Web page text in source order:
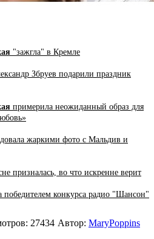
"зажгла" в Кремле
Збруев подарили праздник
примерила неожиданный образ для
жаркими фото с Мальдив и
призналась, во что искренне верит
победителем конкурса радио "Шансон"
27434 Автор: MaryPoppins